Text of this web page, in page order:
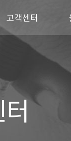
고객센터